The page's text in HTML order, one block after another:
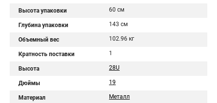
Высота упаковки 60 см
Глубина упаковки 143 см
Объемный вес 102.96 кг
Кратность поставки 1
Высота 28U
Дюймы 19
Материал Металл